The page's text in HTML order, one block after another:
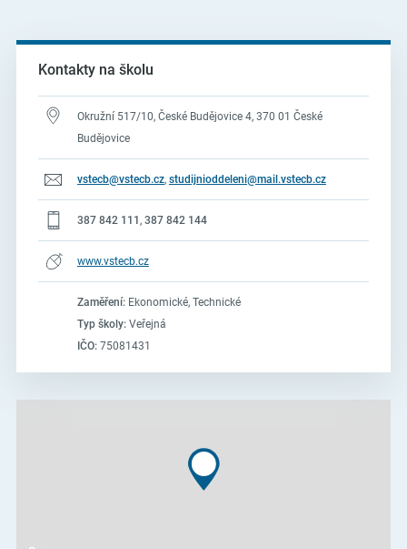
Kontakty na školu
Okružní 517/10, České Budějovice 4, 370 01 České
Budějovice
vstecb@vstecb.cz, studijnioddeleni@mail.vstecb.cz
387 842 111 , 387 842 144
www.vstecb.cz
Zaměření:Ekonomické, Technické
Typ školy:Veřejná
IČO:75081431